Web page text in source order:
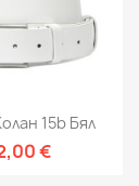
15b Бял
€